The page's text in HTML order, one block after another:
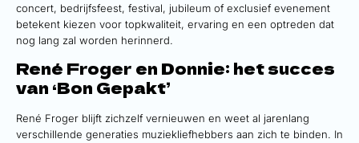
concert, bedrijfsfeest, festival, jubileum of exclusief evenement
betekent kiezen voor topkwaliteit, ervaring en een optreden dat
nog lang zal worden herinnerd.
René Froger en Donnie: het succes
van ‘Bon Gepakt’
René Froger blijft zichzelf vernieuwen en weet al jarenlang
verschillende generaties muziekliefhebbers aan zich te binden. In